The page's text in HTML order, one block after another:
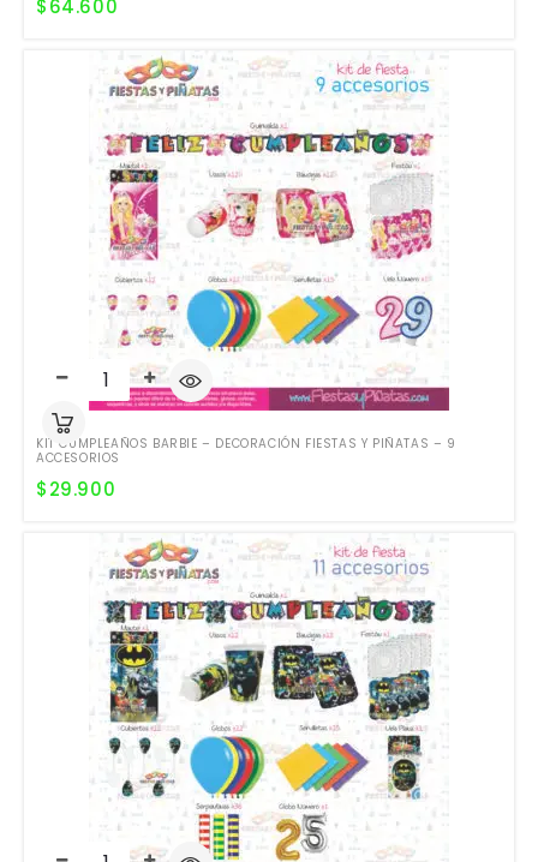
$64.600
KIT CUMPLEAÑOS BARBIE – DECORACIÓN FIESTAS Y PIÑATAS – 9
ACCESORIOS
$29.900